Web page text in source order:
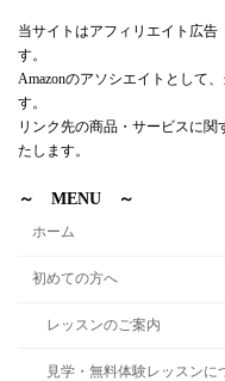
当サイトはアフィリエイト広告
す。
Amazonのアソシエイトとして
す。
リンク先の商品・サービスに
たします。
～ MENU ～
ホーム
初めての方へ
レッスンのご案内
見学・無料体験レッスンに